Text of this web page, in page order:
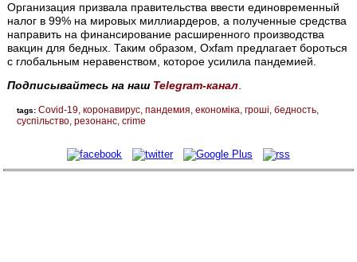
Организация призвала правительства ввести единовременный
налог в 99% на мировых миллиардеров, а полученные средства
направить на финансирование расширенного производства
вакцин для бедных. Таким образом, Oxfam предлагает бороться
с глобальным неравенством, которое усилила пандемией.
Подписывайтесь на наш Telegram-канал
tags:Covid-19 коронавирус пандемия економіка гроші бедность
суспільство резонанс crime